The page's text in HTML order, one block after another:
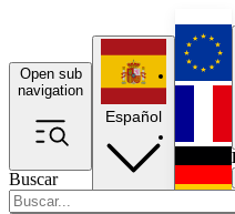
Open sub
navigation
Buscar
Español